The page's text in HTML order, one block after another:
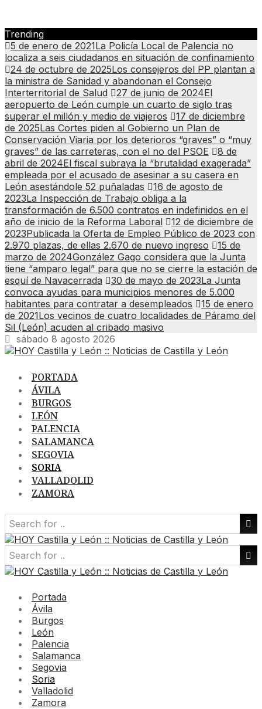
Trending
5 de enero de 2021La Policía Local de Palencia no
localiza a seis ciudadanos en situación de confinamiento
24 de octubre de 2025Los consejeros del PP plantan a
la ministra de Sanidad y abandonan el Consejo
Interterritorial de Salud
27 de junio de 2024El
aeropuerto de León cumple un cuarto de siglo tras
superar el millón y medio de viajeros
17 de diciembre
de 2025Las Cortes piden al Gobierno un Plan de
Conservación Viaria por los deterioros “graves” o “muy
graves” de las carreteras, con el no del PSOE
8 de
abril de 2024El fiscal subraya la “brutalidad exagerada”
empleada por el acusado de asesinar a su casera en
León asestándole 52 puñaladas
16 de agosto de
2023La Inspección de Trabajo obliga a la
transformación de 6.500 contratos en indefinidos en el
año de inicio de la Reforma Laboral
12 de diciembre de
2023Publicada la Oferta de Empleo Público de 2023 con
2.970 plazas, de ellas 2.670 de nuevo ingreso
15 de
marzo de 2024González Gago considera que la Junta
tiene “amparo legal” para que no se cierre la estación de
esquí de Navacerrada
30 de mayo de 2023La Junta
convoca ayudas para municipios menores de 5.000
habitantes para contratar a desempleados
15 de enero
de 2021Los vecinos de cuatro localidades de Páramo del
Sil (León) acuden al cribado masivo
sábado 8 agosto 2026
PORTADA
ÁVILA
BURGOS
LEÓN
PALENCIA
SALAMANCA
SEGOVIA
SORIA
VALLADOLID
ZAMORA
Portada
Ávila
Burgos
León
Palencia
Salamanca
Segovia
Soria
Valladolid
Zamora